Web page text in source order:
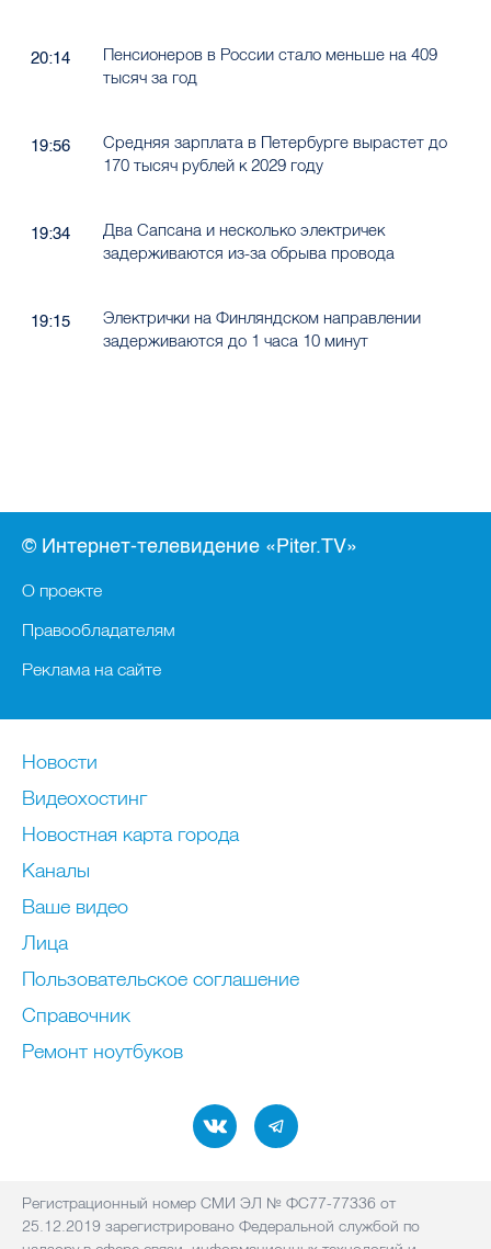
20:14
Пенсионеров в России стало меньше на 409
тысяч за год
19:56
Средняя зарплата в Петербурге вырастет до
170 тысяч рублей к 2029 году
19:34
Два Сапсана и несколько электричек
задерживаются из-за обрыва провода
19:15
Электрички на Финляндском направлении
задерживаются до 1 часа 10 минут
© Интернет-телевидение «Piter.TV»
О проекте
Правообладателям
Реклама на сайте
Новости
Видеохостинг
Новостная карта города
Каналы
Ваше видео
Лица
Пользовательское соглашение
Справочник
Ремонт нoутбуков
Регистрационный номер СМИ ЭЛ № ФС77-77336 от
25.12.2019 зарегистрировано Федеральной службой по